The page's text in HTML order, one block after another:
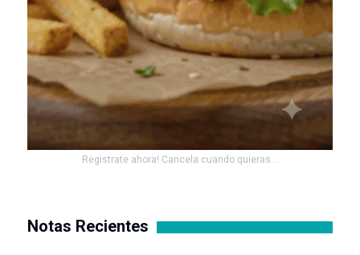
Registrate ahora! Cancela cuando quieras...
Notas Recientes